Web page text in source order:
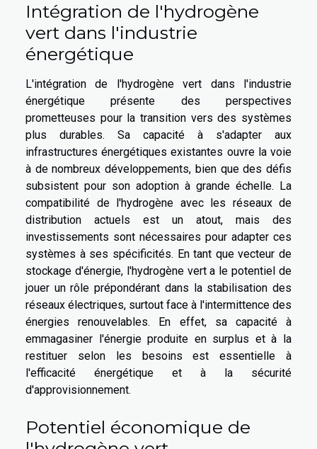
Intégration de l'hydrogène
vert dans l'industrie
énergétique
L'intégration de l'hydrogène vert dans l'industrie
énergétique présente des perspectives
prometteuses pour la transition vers des systèmes
plus durables. Sa capacité à s'adapter aux
infrastructures énergétiques existantes ouvre la voie
à de nombreux développements, bien que des défis
subsistent pour son adoption à grande échelle. La
compatibilité de l'hydrogène avec les réseaux de
distribution actuels est un atout, mais des
investissements sont nécessaires pour adapter ces
systèmes à ses spécificités. En tant que vecteur de
stockage d'énergie, l'hydrogène vert a le potentiel de
jouer un rôle prépondérant dans la stabilisation des
réseaux électriques, surtout face à l'intermittence des
énergies renouvelables. En effet, sa capacité à
emmagasiner l'énergie produite en surplus et à la
restituer selon les besoins est essentielle à
l'efficacité énergétique et à la sécurité
d'approvisionnement.
Potentiel économique de